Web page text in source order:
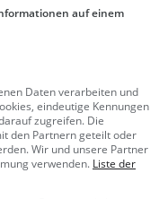
von
in Bergisch
Eiscafé /
auf einem
Daten verarbeiten und
eindeutige Kennungen
zugreifen. Die
den Partnern geteilt oder
Wir und unsere Partner
verwenden. Liste der